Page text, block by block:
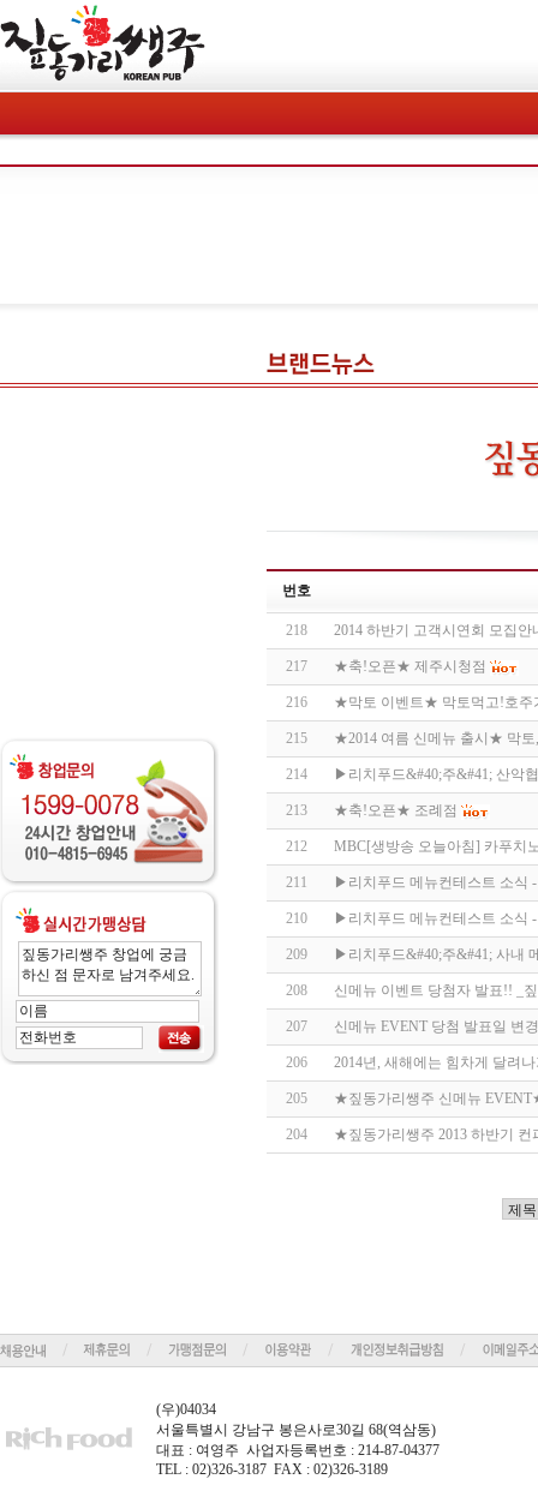
번호
218 2014 하반기 고객시연회 모집안
217 ★축!오픈★ 제주시청점
216 ★막토 이벤트★ 막토먹고!호주
215 ★2014 여름 신메뉴 출시★ 막토
214 ▶리치푸드&#40;주&#41; 산악
213 ★축!오픈★ 조례점
212 MBC[생방송 오늘아침] 카푸치
211 ▶리치푸드 메뉴컨테스트 소식
210 ▶리치푸드 메뉴컨테스트 소식
209 ▶리치푸드&#40;주&#41; 사내
208 신메뉴 이벤트 당첨자 발표!! _
207 신메뉴 EVENT 당첨 발표일 변
206 2014년, 새해에는 힘차게 달려
205 ★짚동가리쌩주 신메뉴
204 ★짚동가리쌩주 2013 하반기
(우)04034
서울특별시 강남구 봉은사로30길 68(역삼동)
대표 : 여영주 사업자등록번호 : 214-87-04377
TEL : 02)326-3187 FAX : 02)326-3189